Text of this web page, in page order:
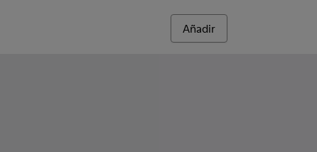
Añadir